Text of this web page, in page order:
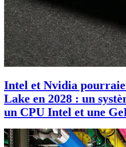
Intel et Nvidia
Lake en 2028 : un
un CPU Intel et une